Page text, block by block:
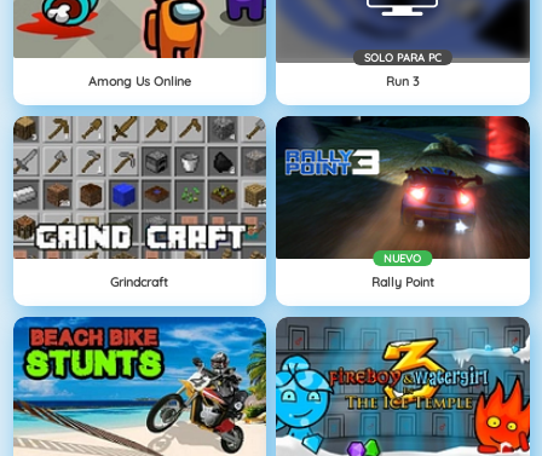
Among Us Online
SOLO PARA PC
Run 3
Grindcraft
NUEVO
Rally Point